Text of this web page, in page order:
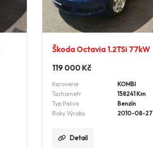
Škoda Octavia 1.2TSi 77kW
119 000 Kč
Karoserie
KOMBI
Tachometr
158241 Km
Typ Paliva
Benzín
Roky Výroby
2010-08-27
Detail